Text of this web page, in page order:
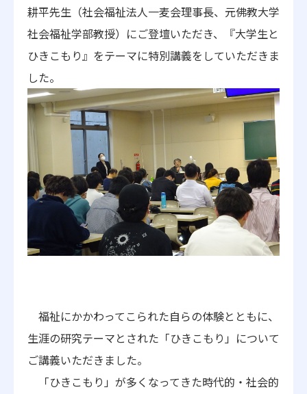
耕平先生（社会福祉法人一麦会理事長、元佛教大学
社会福祉学部教授）にご登壇いただき、『大学生と
ひき こもり』をテーマに特別講義をしていただきま
した。
福祉にかかわってこられた自らの体験とともに、
生涯の研究テーマとされた 「ひきこもり」について
ご講義いただきました。
「ひきこもり」が多くなってきた時代的・社会的